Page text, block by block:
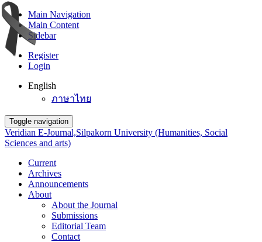
Main Navigation
Main Content
Sidebar
Register
Login
English
ภาษาไทย
Toggle navigation
Veridian E-Journal,Silpakorn University (Humanities, Social
Sciences and arts)
Current
Archives
Announcements
About
About the Journal
Submissions
Editorial Team
Contact